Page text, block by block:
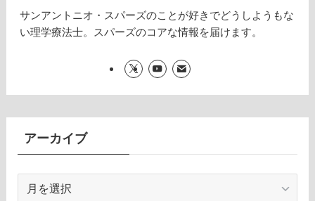
サンアントニオ・スパーズのことが好きでどうしようもな
い理学療法士。スパーズのコアな情報を届けます。
アーカイブ